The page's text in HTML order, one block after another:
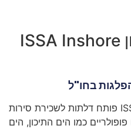
איך להשתמש ברשיון ISSA Inshore
בחו"ל
רשיון סקיפר בינלאומי ISSA Inshore פותח דלתות לשכירת סירות
כמו הים התיכון, הים